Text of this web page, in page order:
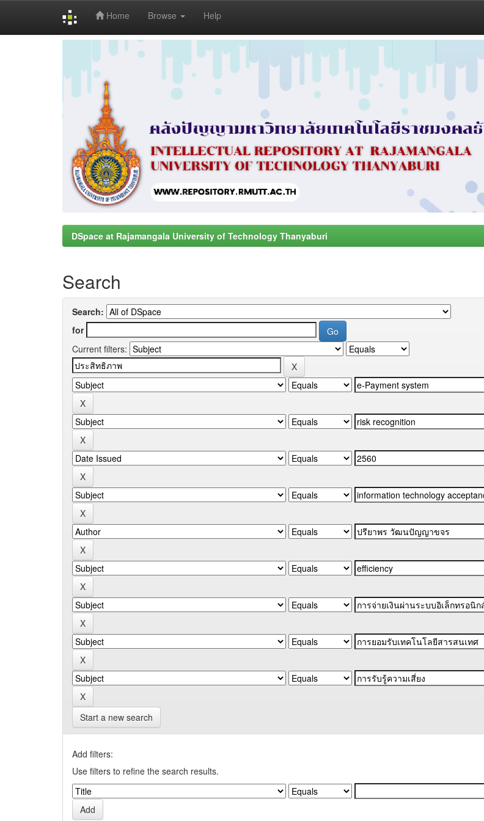
Home Browse Help
DSpace at Rajamangala University of Technology Thanyaburi
Search
Search:
for
Current filters:
Start a new search
Add filters:
Use filters to refine the search results.